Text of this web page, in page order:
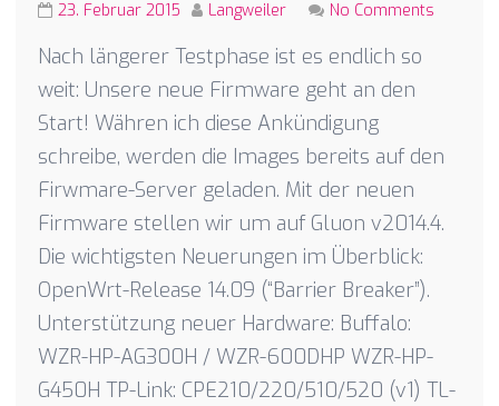
23. Februar 2015 Langweiler No Comments
Nach längerer Testphase ist es endlich so
weit: Unsere neue Firmware geht an den
Start! Währen ich diese Ankündigung
schreibe, werden die Images bereits auf den
Firwmare-Server geladen. Mit der neuen
Firmware stellen wir um auf Gluon v2014.4.
Die wichtigsten Neuerungen im Überblick:
OpenWrt-Release 14.09 (“Barrier Breaker”).
Unterstützung neuer Hardware: Buffalo:
WZR-HP-AG300H / WZR-600DHP WZR-HP-
G450H TP-Link: CPE210/220/510/520 (v1) TL-